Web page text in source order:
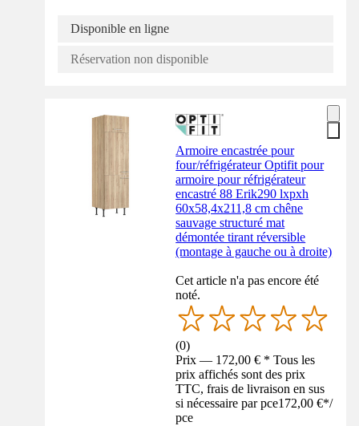
Disponible en ligne
Réservation non disponible
Armoire encastrée pour
four/réfrigérateur Optifit pour
armoire pour réfrigérateur
encastré 88 Erik290 lxpxh
60x58,4x211,8 cm chêne
sauvage structuré mat
démontée tirant réversible
(montage à gauche ou à droite)
Cet article n'a pas encore été
noté.
(0)
Prix — 172,00 € * Tous les
prix affichés sont des prix
TTC, frais de livraison en sus
si nécessaire par pce172,00 €*/
pce